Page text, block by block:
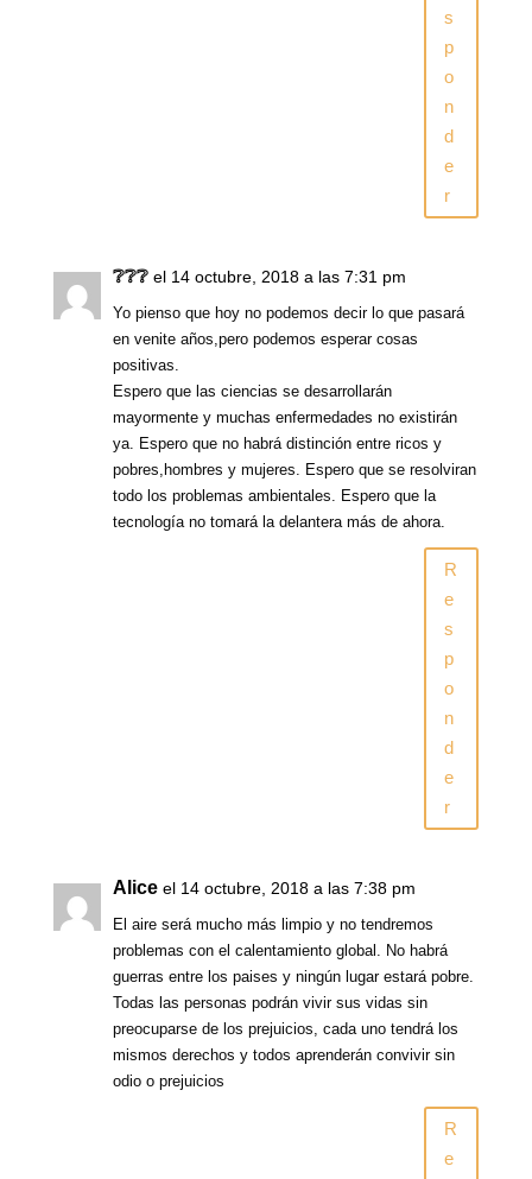
s
p
o
n
d
e
r
❔❔❔ el 14 octubre, 2018 a las 7:31 pm
Yo pienso que hoy no podemos decir lo que pasará
en venite años,pero podemos esperar cosas
positivas.
Espero que las ciencias se desarrollarán
mayormente y muchas enfermedades no existirán
ya. Espero que no habrá distinción entre ricos y
pobres,hombres y mujeres. Espero que se resolviran
todo los problemas ambientales. Espero que la
tecnología no tomará la delantera más de ahora.
R
e
s
p
o
n
d
e
r
Alice el 14 octubre, 2018 a las 7:38 pm
El aire será mucho más limpio y no tendremos
problemas con el calentamiento global. No habrá
guerras entre los paises y ningún lugar estará pobre.
Todas las personas podrán vivir sus vidas sin
preocuparse de los prejuicios, cada uno tendrá los
mismos derechos y todos aprenderán convivir sin
odio o prejuicios
R
e